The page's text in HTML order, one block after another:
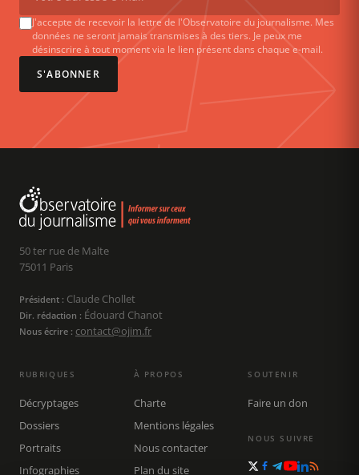
J'accepte de recevoir la lettre de l'Observatoire du journalisme. Mes
données ne seront jamais transmises à des tiers. Je peux me
désinscrire à tout moment via le lien présent dans chaque e-mail.
S'ABONNER
50 ter rue de Malte
75011 Paris
Président : Claude Chollet
Dir. rédaction : Édouard Chanot
Nous écrire : contact@ojim.fr
RUBRIQUES
Décryptages
Dossiers
Portraits
Infographies
À PROPOS
Charte
Mentions légales
Nous contacter
Plan du site
SOUTENIR
Faire un don
NOUS SUIVRE